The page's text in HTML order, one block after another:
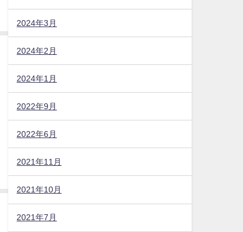
2024年3月
2024年2月
2024年1月
2022年9月
2022年6月
2021年11月
2021年10月
2021年7月